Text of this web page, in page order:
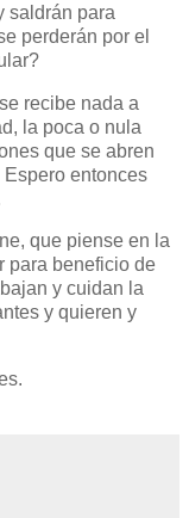
saldrán para
perderán por el
recibe nada a
la poca o nula
que se abren
entonces
que piense en la
para beneficio de
y cuidan la
y quieren y